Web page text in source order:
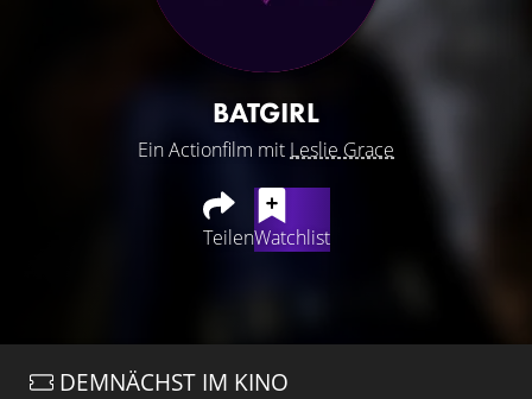
BATGIRL
Ein Actionfilm mit Leslie Grace
TeilenWatchlist
DEMNÄCHST IM KINO